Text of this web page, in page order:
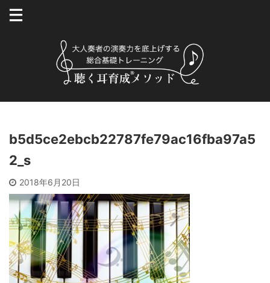
b5d5ce2ebcb22787fe79ac16fba97a5
2_s
2018年6月20日